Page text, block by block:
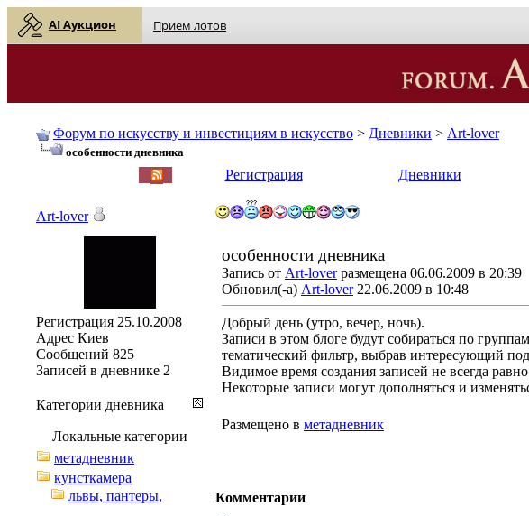
AI Аукцион Прием лотов
Форум по искусству и инвестициям в искусство > Дневники > Art-lover
особенности дневника
Регистрация Дневники
особенности дневника
Запись от Art-loverразмещена 06.06.2009 в 20:39
Обновил(-а) Art-lover22.06.2009 в 10:48
Добрый день (утро, вечер, ночь).
Записи в этом блоге будут собираться по
тематический фильтр, выбрав интересующий
Видимое время создания записей не всегда
Некоторые записи могут дополняться и
Размещено в метадневник
Комментарии
Art-lover
Регистрация 25.10.2008
Адрес Киев
Сообщений 825
Записей в дневнике 2
Категории дневника
Локальные категории
метадневник
кунсткамера
львы, пантеры,